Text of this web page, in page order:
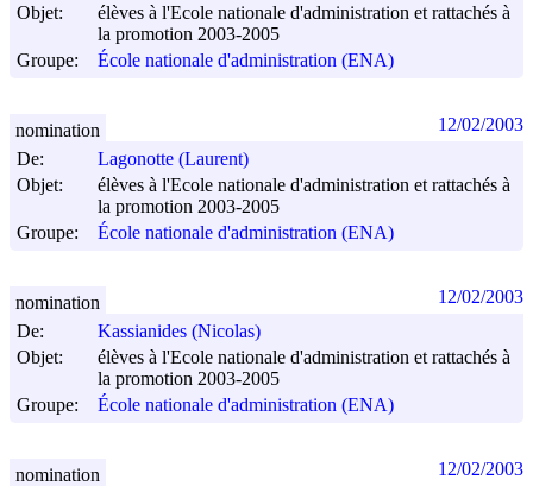
Objet:
élèves à l'Ecole nationale d'administration et rattachés à
la promotion 2003-2005
Groupe:
École nationale d'administration (ENA)
De:
Lagonotte (Laurent)
Objet:
élèves à l'Ecole nationale d'administration et rattachés à
la promotion 2003-2005
Groupe:
École nationale d'administration (ENA)
nomination 12/02/2003
De:
Kassianides (Nicolas)
Objet:
élèves à l'Ecole nationale d'administration et rattachés à
la promotion 2003-2005
Groupe:
École nationale d'administration (ENA)
nomination 12/02/2003
nomination 12/02/2003